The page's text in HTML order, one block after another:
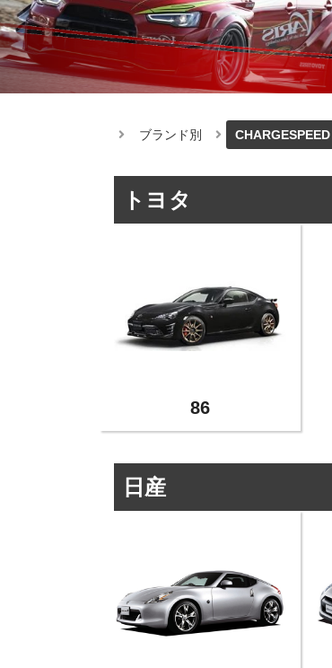
ブランド別 CHARGESPEED
トヨタ
86
日産